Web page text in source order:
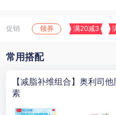
促销 领券 满20减3
常用搭配
【减脂补维组合】奥利司
素